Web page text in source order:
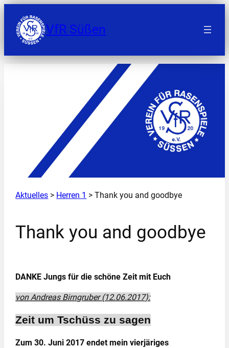
Inhalt
springen
VfR Süßen
Aktuelles > Herren 1 > Thank you and goodbye
Thank you and goodbye
DANKE Jungs für die schöne Zeit mit Euch
von Andreas Birngruber (12.06.2017):
Zeit um Tschüss zu sagen
Zum 30. Juni 2017 endet mein vierjäriges